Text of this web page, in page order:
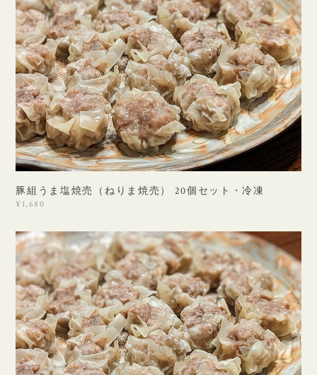
豚組うま塩焼売（ねりま焼売） 20個セット・冷凍
¥1,680